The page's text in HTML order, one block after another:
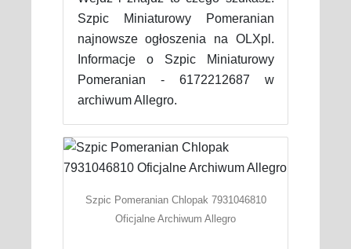
Szpic Miniaturowy Pomeranian
najnowsze ogłoszenia na OLXpl.
Informacje o Szpic Miniaturowy
Pomeranian - 6172212687 w
archiwum Allegro.
Szpic Pomeranian Chlopak 7931046810
Oficjalne Archiwum Allegro